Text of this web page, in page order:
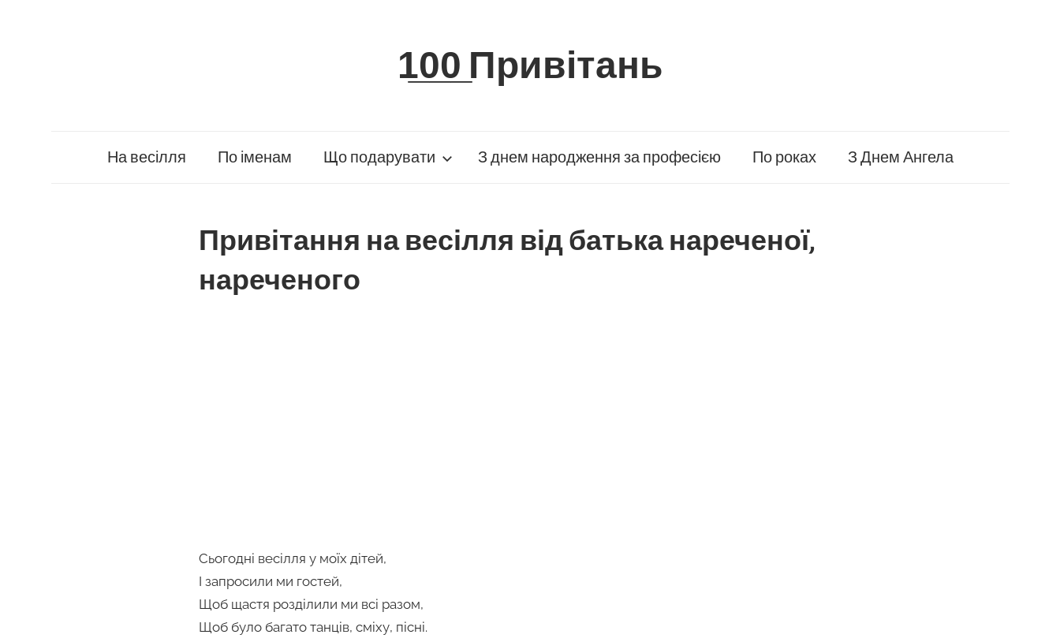
1̲0̲0̲ Привітань
На весілля По іменам Що подарувати З днем народження за професією По роках З Днем Ангела
Привітання на весілля від батька нареченої,
нареченого
Сьогодні весілля у моїх дітей,
І запросили ми гостей,
Щоб щастя розділили ми всі разом,
Щоб було багато танців, сміху, пісні.